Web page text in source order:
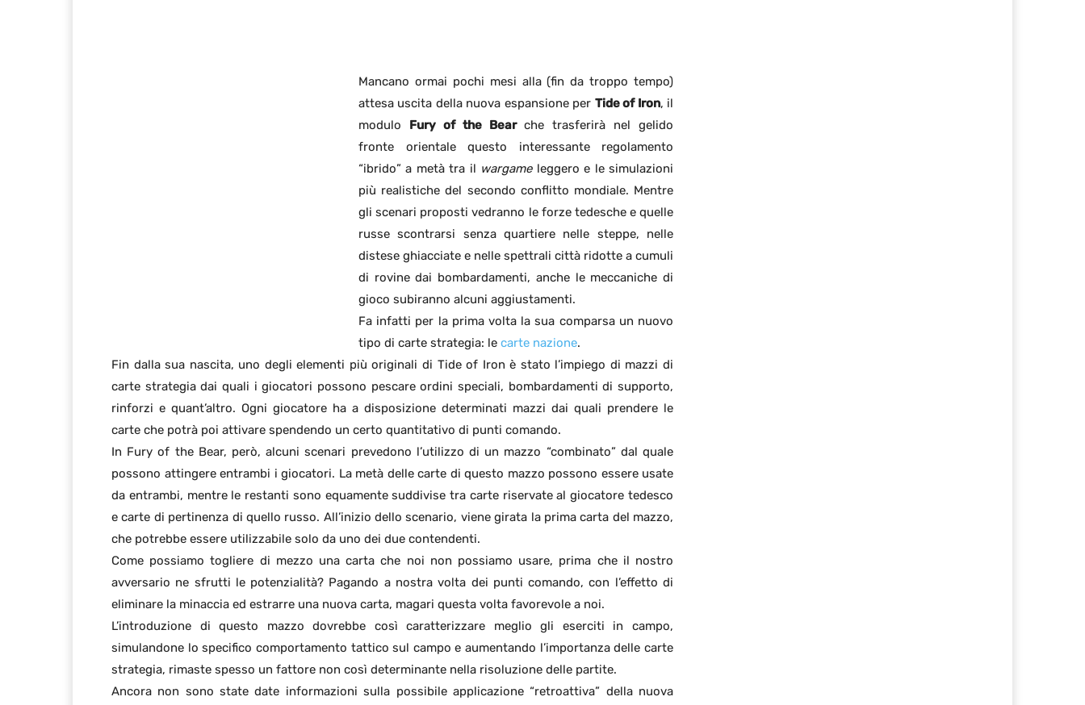
Mancano ormai pochi mesi alla (fin da troppo tempo)
attesa uscita della nuova espansione per Tide of Iron, il
modulo Fury of the Bearche trasferirà nel gelido
fronte orientale questo interessante regolamento
“ibrido” a metà tra il wargameleggero e le simulazioni
più realistiche del secondo conflitto mondiale. Mentre
gli scenari proposti vedranno le forze tedesche e quelle
russe scontrarsi senza quartiere nelle steppe, nelle
distese ghiacciate e nelle spettrali città ridotte a cumuli
di rovine dai bombardamenti, anche le meccaniche di
gioco subiranno alcuni aggiustamenti.
Fa infatti per la prima volta la sua comparsa un nuovo
tipo di carte strategia: le carte nazione.
Fin dalla sua nascita, uno degli elementi più originali di Tide of Iron è stato l’impiego di mazzi di
carte strategia dai quali i giocatori possono pescare ordini speciali, bombardamenti di supporto,
rinforzi e quant’altro. Ogni giocatore ha a disposizione determinati mazzi dai quali prendere le
carte che potrà poi attivare spendendo un certo quantitativo di punti comando.
In Fury of the Bear, però, alcuni scenari prevedono l’utilizzo di un mazzo “combinato” dal quale
possono attingere entrambi i giocatori. La metà delle carte di questo mazzo possono essere usate
da entrambi, mentre le restanti sono equamente suddivise tra carte riservate al giocatore tedesco
e carte di pertinenza di quello russo. All’inizio dello scenario, viene girata la prima carta del mazzo,
che potrebbe essere utilizzabile solo da uno dei due contendenti.
Come possiamo togliere di mezzo una carta che noi non possiamo usare, prima che il nostro
avversario ne sfrutti le potenzialità? Pagando a nostra volta dei punti comando, con l’effetto di
eliminare la minaccia ed estrarre una nuova carta, magari questa volta favorevole a noi.
L’introduzione di questo mazzo dovrebbe così caratterizzare meglio gli eserciti in campo,
simulandone lo specifico comportamento tattico sul campo e aumentando l’importanza delle carte
strategia, rimaste spesso un fattore non così determinante nella risoluzione delle partite.
Ancora non sono state date informazioni sulla possibile applicazione “retroattiva” della nuova